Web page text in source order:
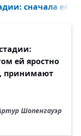
сначала её
ей яростно
принимают
Шопенгауэр